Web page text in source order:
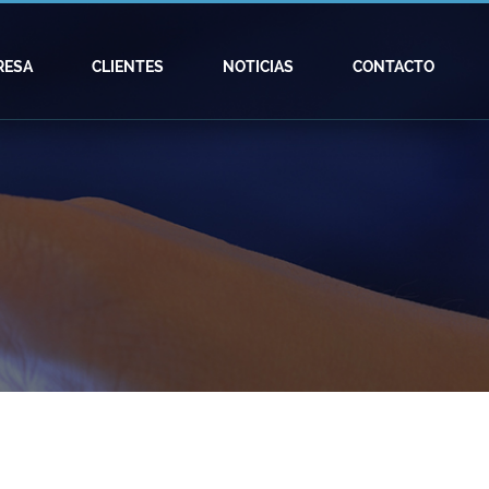
CLIENTES NOTICIAS CONTACTO